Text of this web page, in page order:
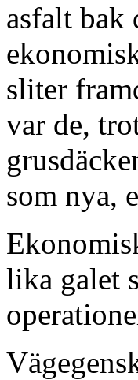
asfalt bak
sliter
var de,
som nya,
lika galet